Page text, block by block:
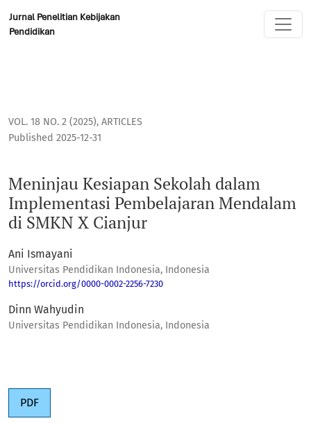
Meninjau Kesiapan Sekolah dalam Implementasi
Jurnal Penelitian Kebijakan
Pendidikan
VOL. 18 NO. 2 (2025), ARTICLES
Meninjau Kesiapan Sekolah dalam
Implementasi Pembelajaran Mendalam
di SMKN X Cianjur
Published 2025-12-31
Ani Ismayani
Universitas Pendidikan Indonesia, Indonesia
https://orcid.org/0000-0002-2256-7230
Dinn Wahyudin
Universitas Pendidikan Indonesia, Indonesia
PDF